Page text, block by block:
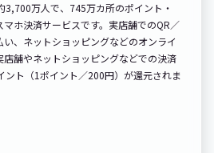
3,700万人で、745万カ所のポイント・
ホ決済サービスです。実店舗でのQR／
、ネットショッピングなどのオンライ
店舗やネットショッピングなどでの決済
ト（1ポイント／200円）が還元されま